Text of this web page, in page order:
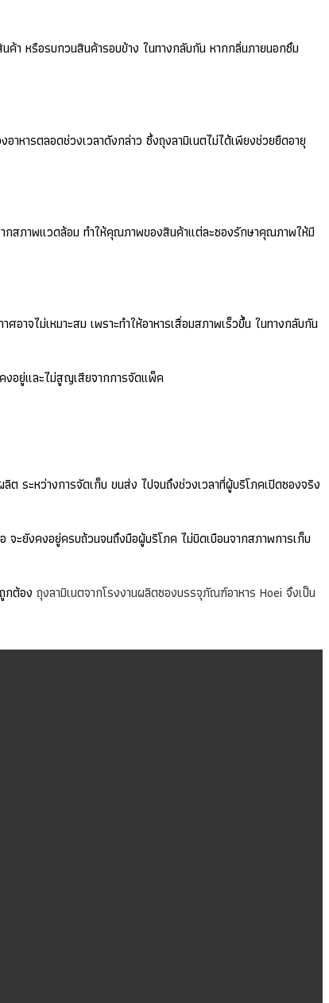
า หรือรบกวนสินค้ารอบข้าง ในทางกลับกัน หากกลิ่นภายนอกซึม
ารตลอดช่วงเวลาดังกล่าว ซึ่งถุงลามิเนตไม่ได้เพียงช่วยยืดอายุ
ากสภาพแวดล้อม ทำให้คุณภาพของสินค้าแต่ละซองรักษาคุณภาพให้มี
าจไม่เหมาะสม เพราะทำให้อาหารเสื่อมสภาพเร็วขึ้น ในทางกลับกัน
งอยู่และไม่สูญเสียจากการจัดแพ็ค
ระหว่างการจัดเก็บ ขนส่ง ไปจนถึงช่วงเวลาที่ผู้บริโภคเปิดซองจริง
ะยังคงอยู่ครบถ้วนจนถึงมือผู้บริโภค ไม่บิดเบือนจากสภาพการเก็บ
กต้อง ถุงลามิเนตจากโรงงานผลิตซองบรรจุภัณฑ์อาหาร Hoei จึงเป็น